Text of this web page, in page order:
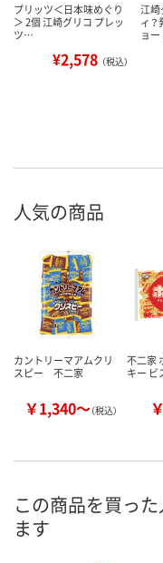
プリッツ＜日本味めぐり
＞ 2個 江崎グリコ プレッ
ツ…
¥2,578 （税込）
江
ィ
ョ
人気の商品
カントリーマアムクリ
スピー 不二家
￥1,340～（税込）
不二家
キー ビ
この商品を買っ
ます